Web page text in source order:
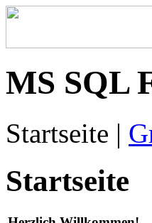
MS SQL
Startseite |
Startseite